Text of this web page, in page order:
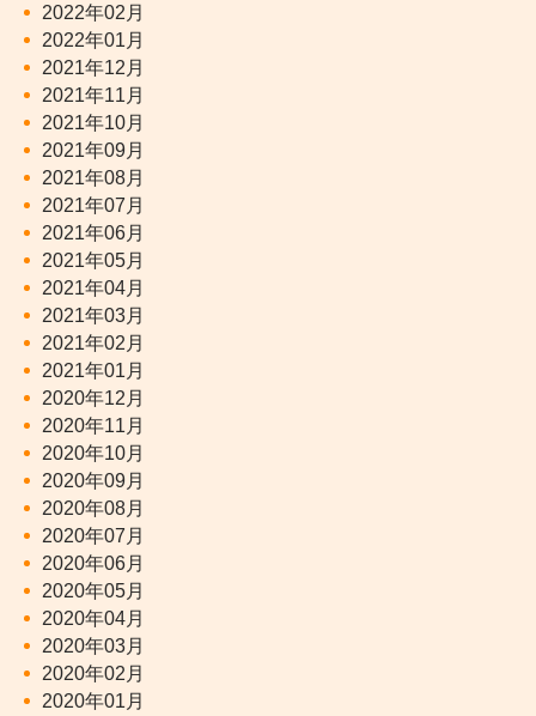
2022年02月
2022年01月
2021年12月
2021年11月
2021年10月
2021年09月
2021年08月
2021年07月
2021年06月
2021年05月
2021年04月
2021年03月
2021年02月
2021年01月
2020年12月
2020年11月
2020年10月
2020年09月
2020年08月
2020年07月
2020年06月
2020年05月
2020年04月
2020年03月
2020年02月
2020年01月